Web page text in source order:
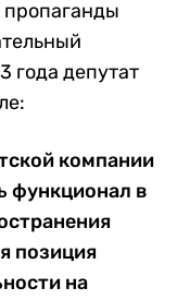
года депутат
компании
функционал в
позиция
на